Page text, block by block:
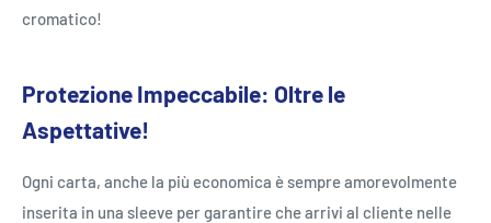
cromatico!
Protezione Impeccabile: Oltre le
Aspettative!
Ogni carta, anche la più economica è sempre amorevolmente
inserita in una sleeve per garantire che arrivi al cliente nelle